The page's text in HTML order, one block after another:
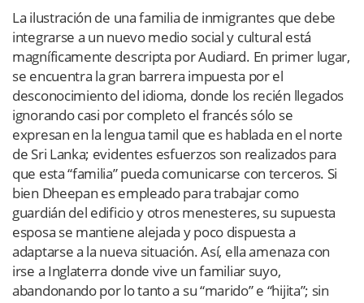
La ilustración de una familia de inmigrantes que debe
integrarse a un nuevo medio social y cultural está
magníficamente descripta por Audiard. En primer lugar,
se encuentra la gran barrera impuesta por el
desconocimiento del idioma, donde los recién llegados
ignorando casi por completo el francés sólo se
expresan en la lengua tamil que es hablada en el norte
de Sri Lanka; evidentes esfuerzos son realizados para
que esta “familia” pueda comunicarse con terceros. Si
bien Dheepan es empleado para trabajar como
guardián del edificio y otros menesteres, su supuesta
esposa se mantiene alejada y poco dispuesta a
adaptarse a la nueva situación. Así, ella amenaza con
irse a Inglaterra donde vive un familiar suyo,
abandonando por lo tanto a su “marido” e “hijita”; sin